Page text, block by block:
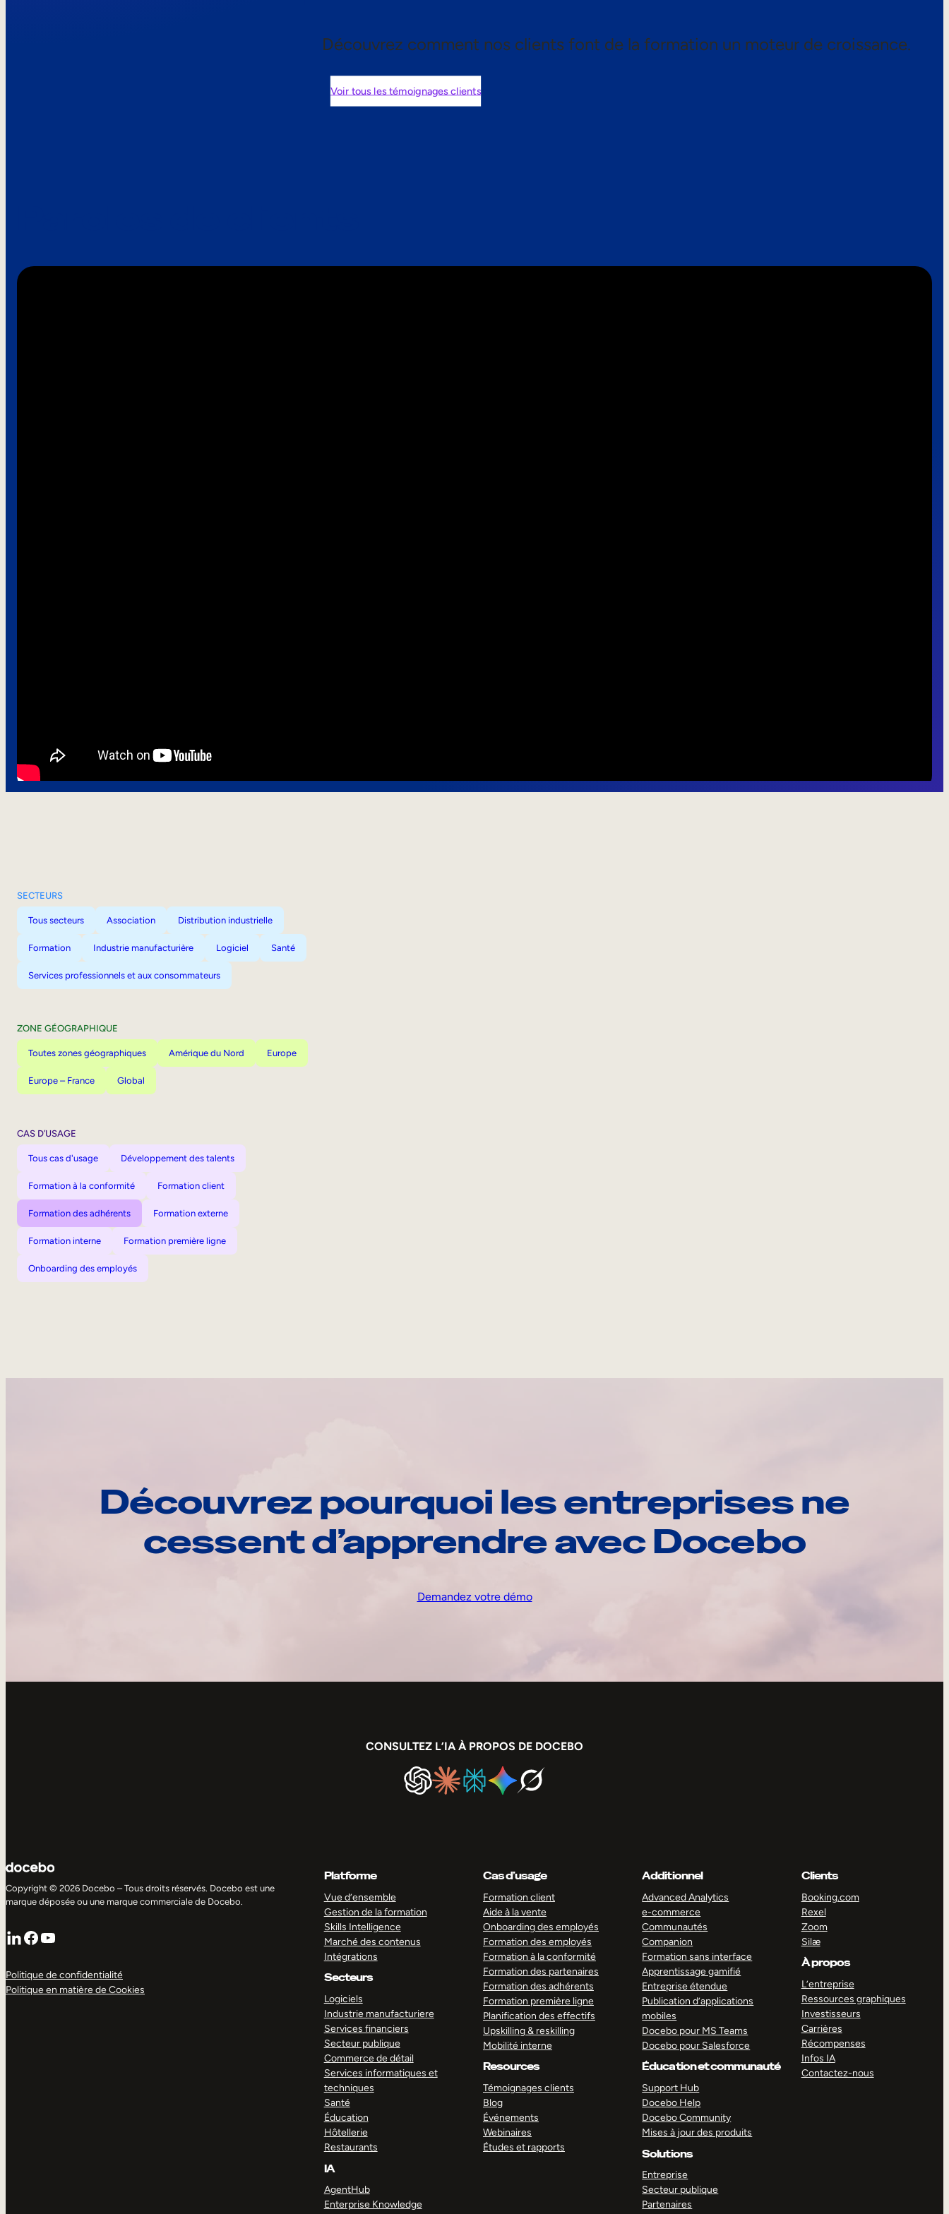
Découvrez comment nos clients font de la formation un moteur de croissance.
Voir tous les témoignages clients
SECTEURS
Tous secteurs Association Distribution industrielle
Formation Industrie manufacturière Logiciel Santé
Services professionnels et aux consommateurs
ZONE GÉOGRAPHIQUE
Toutes zones géographiques Amérique du Nord Europe
Europe – France Global
CAS D’USAGE
Tous cas d'usage Développement des talents
Formation à la conformité Formation client
Formation des adhérents Formation externe
Formation interne Formation première ligne
Onboarding des employés
Découvrez pourquoi les entreprises ne
cessent d’apprendre avec Docebo
Demandez votre démo
CONSULTEZ L’IA À PROPOS DE DOCEBO
Copyright © 2026 Docebo – Tous droits réservés. Docebo est une
marque déposée ou une marque commerciale de Docebo.
LinkedIn
Facebook
YouTube
Politique de confidentialité
Politique en matière de Cookies
Platforme
Vue d’ensemble
Gestion de la formation
Skills Intelligence
Marché des contenus
Intégrations
Secteurs
Logiciels
Industrie manufacturiere
Services financiers
Secteur publique
Commerce de détail
Services informatiques et
techniques
Santé
Éducation
Hôtellerie
Restaurants
IA
AgentHub
Enterprise Knowledge
Cas d’usage
Formation client
Aide à la vente
Onboarding des employés
Formation des employés
Formation à la conformité
Formation des partenaires
Formation des adhérents
Formation première ligne
Planification des effectifs
Upskilling & reskilling
Mobilité interne
Resources
Témoignages clients
Blog
Événements
Webinaires
Études et rapports
Additionnel
Advanced Analytics
e-commerce
Communautés
Companion
Formation sans interface
Apprentissage gamifié
Entreprise étendue
Publication d’applications
mobiles
Docebo pour MS Teams
Docebo pour Salesforce
Éducation et communauté
Support Hub
Docebo Help
Docebo Community
Mises à jour des produits
Solutions
Entreprise
Secteur publique
Partenaires
Clients
Booking.com
Rexel
Zoom
Silæ
À propos
L’entreprise
Ressources graphiques
Investisseurs
Carrières
Récompenses
Infos IA
Contactez-nous